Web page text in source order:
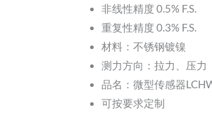
非线性精度 0.5% F.S.
重复性精度 0.3% F.S.
材料：不锈钢镀镍
测力方向：拉力、压力
品名：微型传感器
可按要求定制